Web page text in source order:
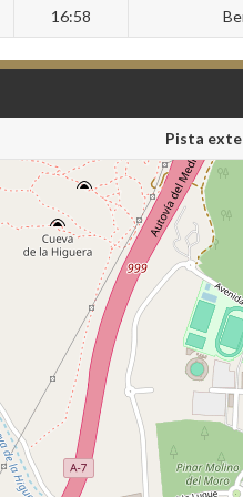
16:58
Pista